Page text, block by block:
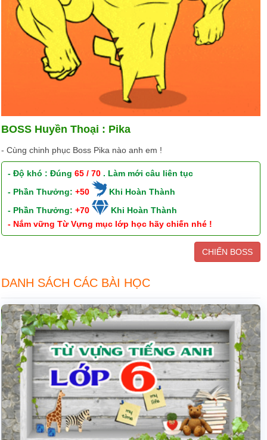
BOSS Huyền Thoại : Pika
- Cùng chinh phục Boss Pika nào anh em !
- Độ khó : Đúng65 / 70 . Làm mới câu liên tục
- Phần Thưởng:+50
Khi Hoàn Thành
- Phần Thưởng:+70
Khi Hoàn Thành
- Nắm vững Từ Vựng mục lớp học hãy chiến nhé !
CHIẾN BOSS
DANH SÁCH CÁC BÀI HỌC